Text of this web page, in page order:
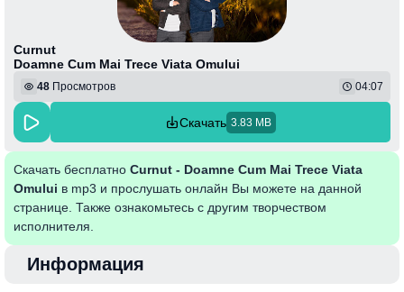
Curnut
Doamne Cum Mai Trece Viata Omului
48 Просмотров 04:07
Скачать 3.83 MB
Скачать бесплатно Curnut - Doamne Cum Mai Trece Viata
Omului в mp3 и прослушать онлайн Вы можете на данной
странице. Также ознакомьтесь с другим творчеством
исполнителя.
Информация